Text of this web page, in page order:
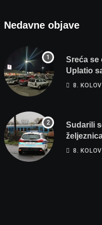
Nedavne objave
Sreća se
Uplatio
80 tisuća
8.
Sudarili
8.